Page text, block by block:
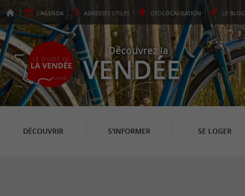
L'AGENDA ADRESSES UTILES GEOLOCALISATION LE BLOG
Découvrez la
VENDÉE
DÉCOUVRIR S'INFORMER SE LOGER